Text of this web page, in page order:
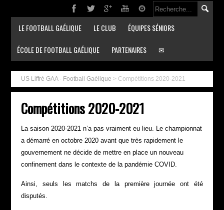
LE FOOTBALL GAÉLIQUE LE CLUB ÉQUIPES SÉNIORS
ÉCOLE DE FOOTBALL GAÉLIQUE PARTENAIRES ✉
US Liffré GAA - Football Gaélique >Compétitions 2020-2021
Compétitions 2020-2021
La saison 2020-2021 n’a pas vraiment eu lieu. Le championnat
a démarré en octobre 2020 avant que très rapidement le
gouvernement ne décide de mettre en place un nouveau
confinement dans le contexte de la pandémie COVID.
Ainsi, seuls les matchs de la première journée ont été
disputés.